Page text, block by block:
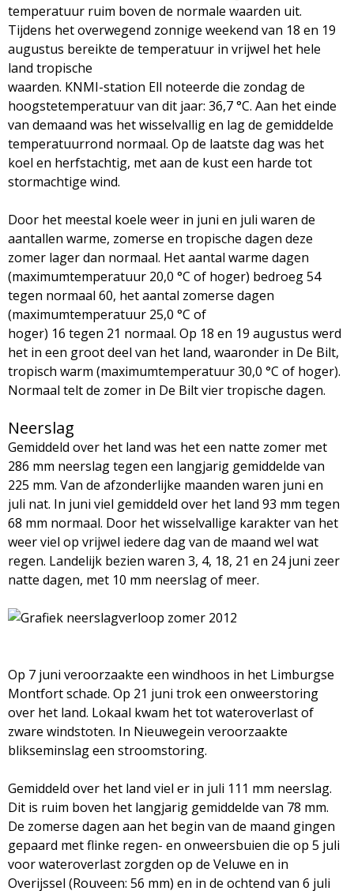
temperatuur ruim boven de normale waarden uit.
Tijdens het overwegend zonnige weekend van 18 en 19
augustus bereikte de temperatuur in vrijwel het hele
land tropische
waarden. KNMI-station Ell noteerde die zondag de
hoogstetemperatuur van dit jaar: 36,7 °C. Aan het einde
van demaand was het wisselvallig en lag de gemiddelde
temperatuurrond normaal. Op de laatste dag was het
koel en herfstachtig, met aan de kust een harde tot
stormachtige wind.
Door het meestal koele weer in juni en juli waren de
aantallen warme, zomerse en tropische dagen deze
zomer lager dan normaal. Het aantal warme dagen
(maximumtemperatuur 20,0 °C of hoger) bedroeg 54
tegen normaal 60, het aantal zomerse dagen
(maximumtemperatuur 25,0 °C of
hoger) 16 tegen 21 normaal. Op 18 en 19 augustus werd
het in een groot deel van het land, waaronder in De Bilt,
tropisch warm (maximumtemperatuur 30,0 °C of hoger).
Normaal telt de zomer in De Bilt vier tropische dagen.
Neerslag
Gemiddeld over het land was het een natte zomer met
286 mm neerslag tegen een langjarig gemiddelde van
225 mm. Van de afzonderlijke maanden waren juni en
juli nat. In juni viel gemiddeld over het land 93 mm tegen
68 mm normaal. Door het wisselvallige karakter van het
weer viel op vrijwel iedere dag van de maand wel wat
regen. Landelijk bezien waren 3, 4, 18, 21 en 24 juni zeer
natte dagen, met 10 mm neerslag of meer.
Op 7 juni veroorzaakte een windhoos in het Limburgse
Montfort schade. Op 21 juni trok een onweerstoring
over het land. Lokaal kwam het tot wateroverlast of
zware windstoten. In Nieuwegein veroorzaakte
blikseminslag een stroomstoring.
Gemiddeld over het land viel er in juli 111 mm neerslag.
Dit is ruim boven het langjarig gemiddelde van 78 mm.
De zomerse dagen aan het begin van de maand gingen
gepaard met flinke regen- en onweersbuien die op 5 juli
voor wateroverlast zorgden op de Veluwe en in
Overijssel (Rouveen: 56 mm) en in de ochtend van 6 juli